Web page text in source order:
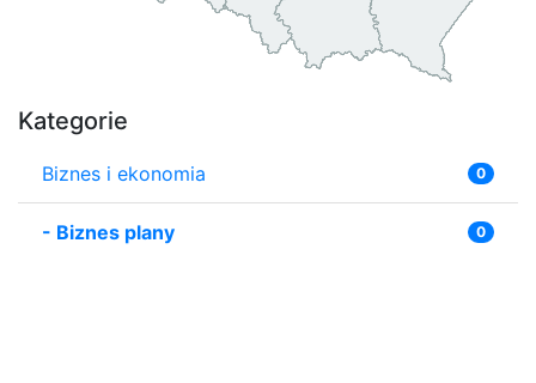
Kategorie
Biznes i ekonomia 0
- Biznes plany 0